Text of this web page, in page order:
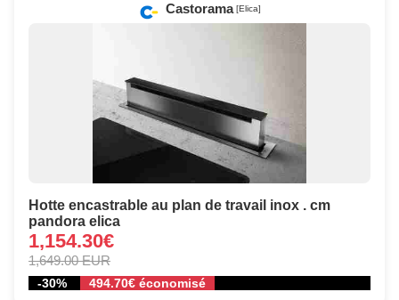
Castorama [Elica]
Hotte encastrable au plan de travail inox . cm
pandora elica
1,154.30€
1,649.00 EUR
-30% 494.70€ économisé